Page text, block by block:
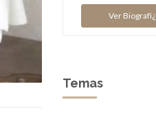
Ver
Temas